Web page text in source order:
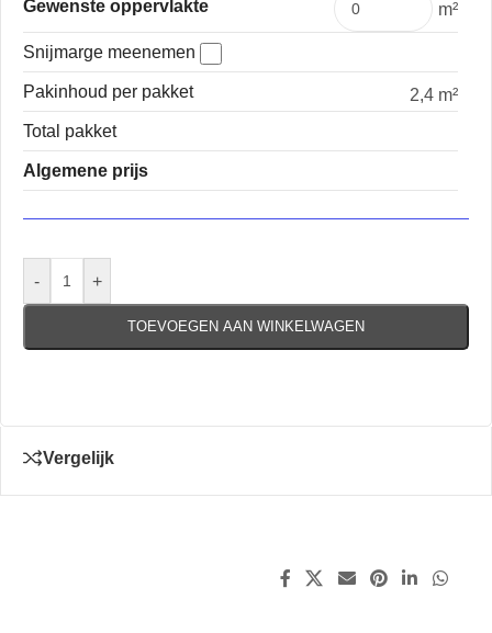
Gewenste oppervlakte m²
Snijmarge meenemen
Pakinhoud per pakket
2,4 m²
Total pakket
Algemene prijs
- +
TOEVOEGEN AAN WINKELWAGEN
Vergelijk